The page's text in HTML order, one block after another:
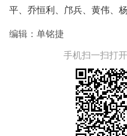
平、乔恒利、邝兵、黄伟、
编辑：单铭捷
手机扫一扫打